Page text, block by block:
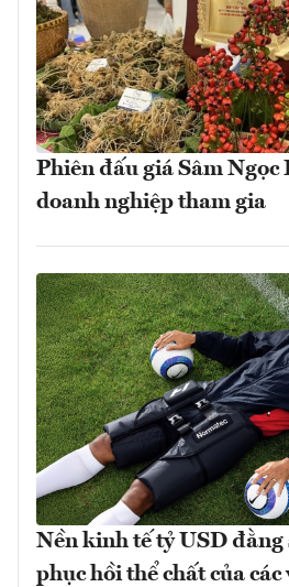
Phiên đấu giá Sâm
doanh nghiệp tham gia
Nền kinh tế tỷ USD
phục hồi thể chất của